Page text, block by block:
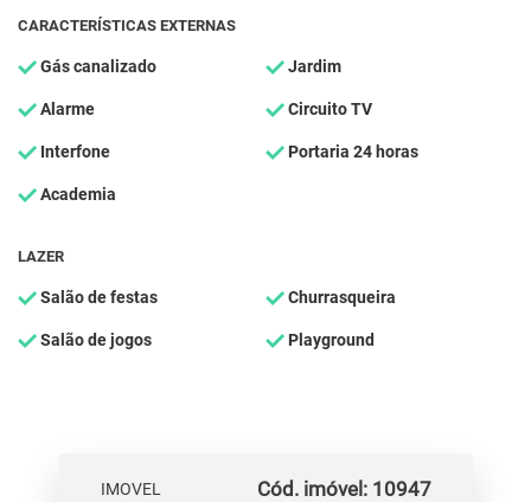
CARACTERÍSTICAS EXTERNAS
Gás canalizado Jardim
Alarme Circuito TV
Interfone Portaria 24 horas
Academia
LAZER
Salão de festas Churrasqueira
Salão de jogos Playground
IMOVEL Cód. imóvel: 10947